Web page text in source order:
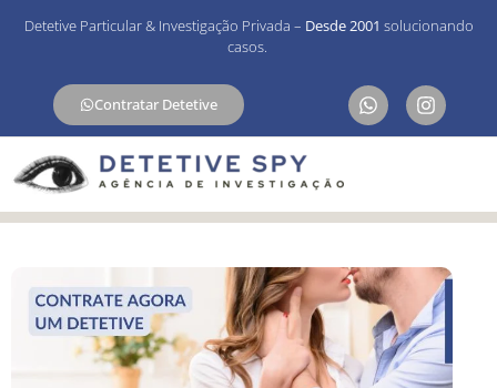
Detetive Particular & Investigação Privada – Desde 2001 solucionando
casos.
Contratar Detetive